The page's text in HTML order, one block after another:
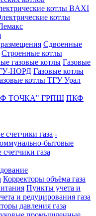
котлы BAXI
котлы
Сдвоенные
Строенные котлы
газовые котлы Газовые
НОРД Газовые котлы
котлы ТГУ Урал
ТОЧКА" ГРПШ ПКФ
счетчики газа -
бытовые
газа
Корректоры объёма газа
Пункты учета и
и редуцирования газа
давления газа